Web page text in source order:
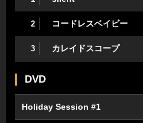
2 コードレスベイビー
3 カレイドスコープ
DVD
Holiday Session #1